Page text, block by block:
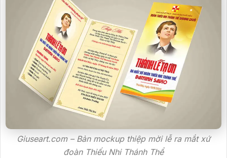
Giuseart.com – Bản mockup thiệp mời lễ ra mắt xứ
đoàn Thiếu Nhi Thánh Thể